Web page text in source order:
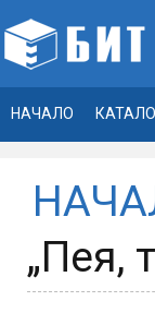
НАЧАЛО
„Пея,